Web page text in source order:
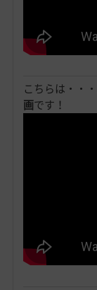
こちらは・・・
画です！